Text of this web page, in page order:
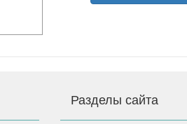
Разделы сайта